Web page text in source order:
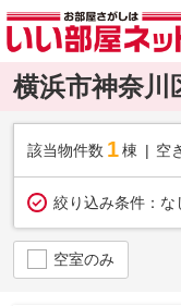
横浜市神奈川
該当物件数 1棟 空
絞り込み条件： な
空室のみ